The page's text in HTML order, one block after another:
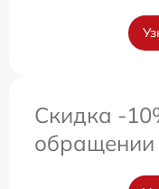
Скидка -
обращении